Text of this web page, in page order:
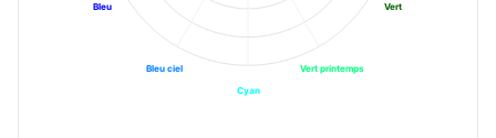
Vert
Vert printemps
Cyan
Bleu ciel
Bleu